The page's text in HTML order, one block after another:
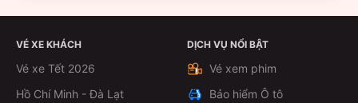
VÉ XE KHÁCH
Vé xe Tết 2026
Hồ Chí Minh - Đà Lạt
DỊCH VỤ NỔI BẬT
Vé xem phim
Bảo hiểm Ô tô